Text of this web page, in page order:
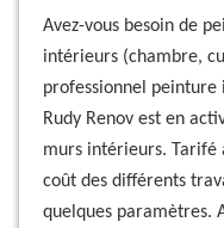
Avez-vous besoin de
intérieurs (chambre,
professionnel
Rudy Renov est en
murs intérieurs. Tarifé
coût des différents
quelques paramètres.